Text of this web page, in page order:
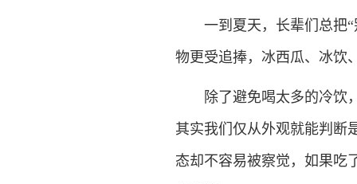
一到夏天，长辈们总把“
物更受追捧，冰西瓜、冰饮
除了避免喝太多的冷饮，
其实我们仅从外观就能判断
态却不容易被察觉，如果吃